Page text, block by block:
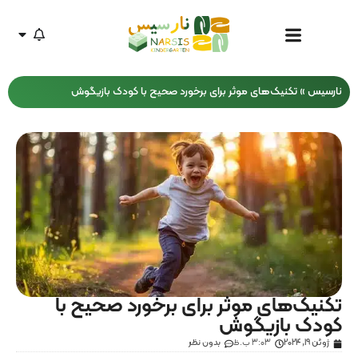
نارسیس»تکنیک‌های موثر برای برخورد صحیح با کودک بازیگوش
تکنیک‌های موثر برای برخورد صحیح با
کودک بازیگوش
ژوئن 19, 2024 3:03 ب.ظ بدون نظر